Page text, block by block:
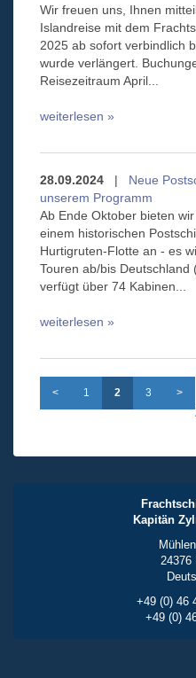
Wir freuen uns, Ihnen
Islandreise mit dem
2025 ab sofort verbindlich
wurde verlängert.
Reisezeitraum April...
weiterlesen »
28.09.2024 | Neue
unserem Programm
Ab Ende Oktober bieten
einem historischen
Hurtigruten-Flotte an - es
Touren ab/bis Deutschland
verfügt über 74 Kabinen...
weiterlesen »
< 1 2 3 >
Kapitän
24376
+49 (0) 46
+49 (0)